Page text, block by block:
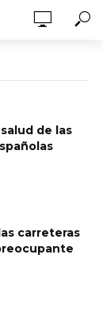
de las
carreteras